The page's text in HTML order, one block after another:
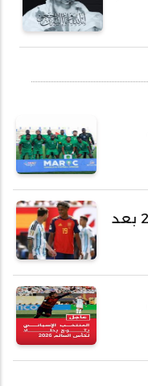
إسبانيا تتوج بكأس العالم 2026 بعد